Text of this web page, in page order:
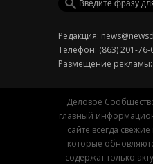
Редакция:
Телефон: (863) 201-76-
Размещение рекламы:
Деловое
главный
сайте всегда
которые
содержат только